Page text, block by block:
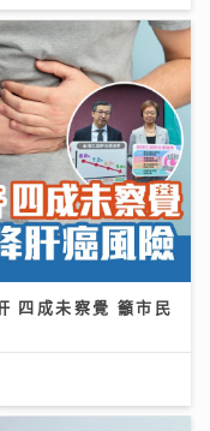
四成未察覺 籲市民